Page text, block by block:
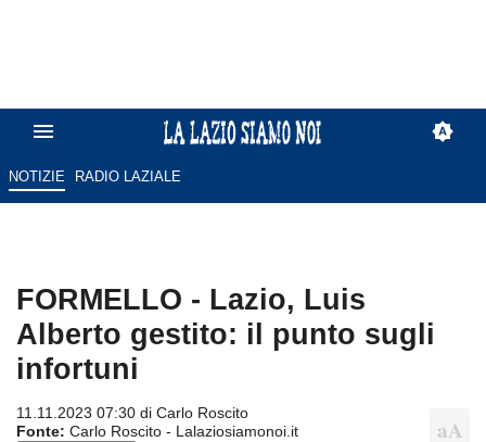
NOTIZIE RADIO LAZIALE
FORMELLO - Lazio, Luis
Alberto gestito: il punto sugli
infortuni
11.11.2023 07:30 di Carlo Roscito
Fonte: Carlo Roscito - Lalaziosiamonoi.it